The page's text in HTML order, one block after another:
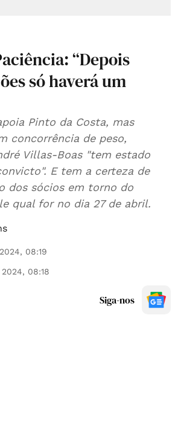
“Depois
só haverá um
Pinto da Costa, mas
concorrência de peso,
Villas-Boas "tem estado
E tem a certeza de
dos sócios em torno do
qual for no dia 27 de abril.
08:19
08:18
Siga-nos